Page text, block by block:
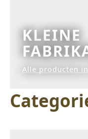
KLEINE
Alle producten